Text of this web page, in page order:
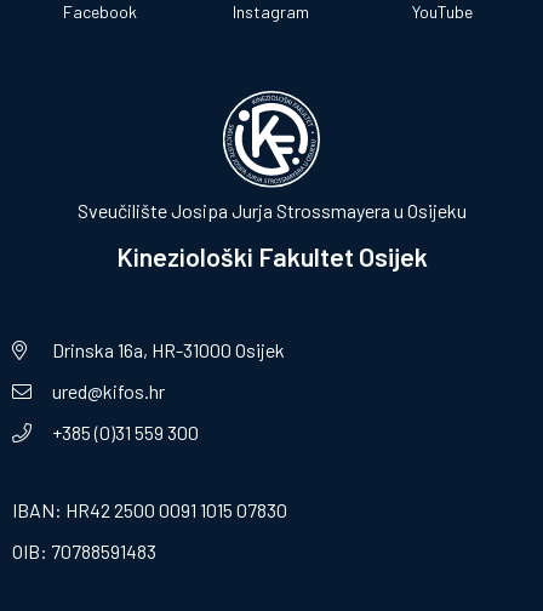
Facebook Instagram YouTube
Sveučilište Josipa Jurja Strossmayera u Osijeku
Kineziološki Fakultet Osijek
Drinska 16a, HR-31000 Osijek
ured@kifos.hr
+385 (0)31 559 300
IBAN: HR42 2500 0091 1015 07830
OIB: 70788591483